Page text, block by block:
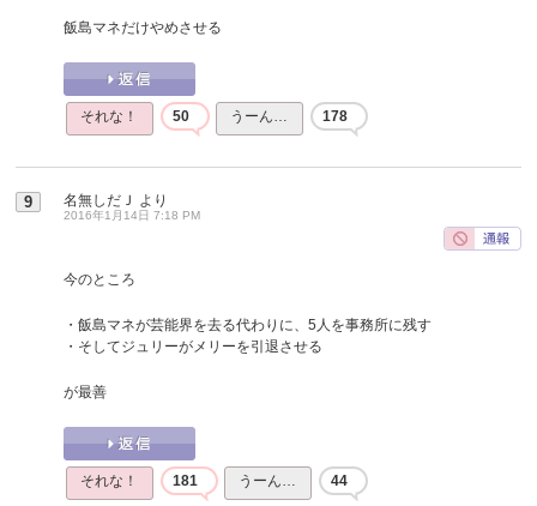
飯島マネだけやめさせる
それな！ 50 うーん… 178
9 名無しだＪ より
2016年1月14日 7:18 PM
今のところ
・飯島マネが芸能界を去る代わりに、5人を事務所に残す
・そしてジュリーがメリーを引退させる
が最善
それな！ 181 うーん… 44